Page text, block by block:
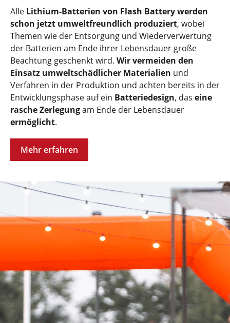
Alle Lithium-Batterien von Flash Battery werden
schon jetzt umweltfreundlich produziert, wobei
Themen wie der Entsorgung und Wiederverwertung
der Batterien am Ende ihrer Lebensdauer große
Beachtung geschenkt wird. Wir vermeiden den
Einsatz umweltschädlicher Materialien und
Verfahren in der Produktion und achten bereits in der
Entwicklungsphase auf ein Batteriedesign, das eine
rasche Zerlegungam Ende der Lebensdauer
ermöglicht.
Mehr erfahren